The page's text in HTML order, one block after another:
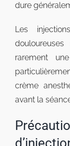
dure
Les
rarement
crème
avant la